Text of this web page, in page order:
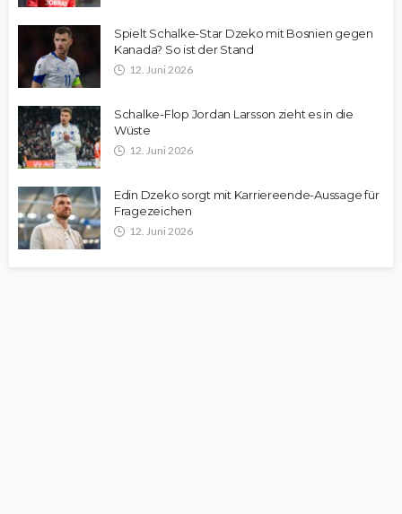
Spielt Schalke-Star Dzeko mit Bosnien gegen
Kanada? So ist der Stand
12. Juni 2026
Schalke-Flop Jordan Larsson zieht es in die
Wüste
12. Juni 2026
Edin Dzeko sorgt mit Karriereende-Aussage für
Fragezeichen
12. Juni 2026